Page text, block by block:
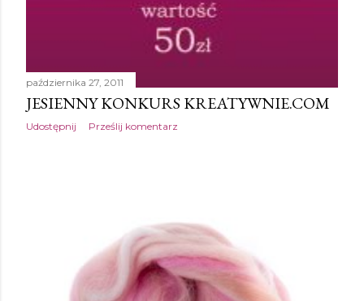
października 27, 2011
JESIENNY KONKURS KREATYWNIE.COM
Udostępnij Prześlij komentarz